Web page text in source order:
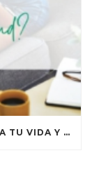
¿CÓMO AFECTA EL SEDENTARISMO A TU VIDA Y TU SALUD?